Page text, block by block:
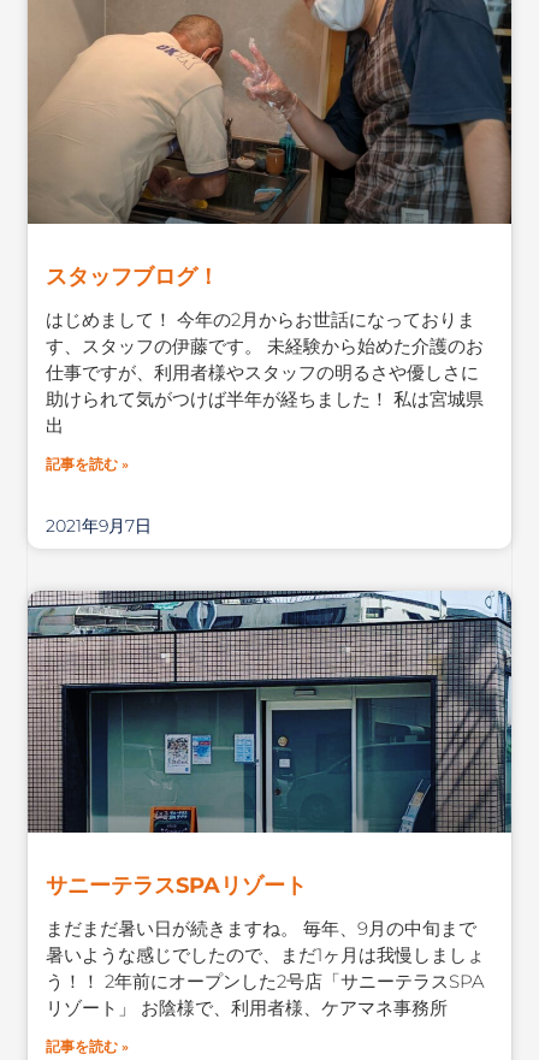
スタッフブログ！
はじめまして！ 今年の2月からお世話になっておりま
す、スタッフの伊藤です。 未経験から始めた介護のお
仕事ですが、利用者様やスタッフの明るさや優しさに
助けられて気がつけば半年が経ちました！ 私は宮城県
出
記事を読む »
2021年9月7日
サニーテラスSPAリゾート
まだまだ暑い日が続きますね。 毎年、9月の中旬まで
暑いような感じでしたので、まだ1ヶ月は我慢しましょ
う！！ 2年前にオープンした2号店「サニーテラスSPA
リゾート」 お陰様で、利用者様、ケアマネ事務所
記事を読む »